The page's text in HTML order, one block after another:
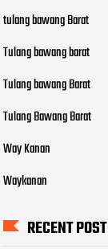
tulang bawang Barat
Tulang bawang barat
Tulang bawang Barat
Tulang Bawang Barat
Way Kanan
Waykanan
RECENT POST